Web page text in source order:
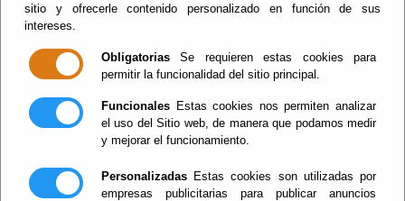
sitio y ofrecerle contenido personalizado en función de sus
intereses.
Obligatorias Se requieren estas cookies para
permitir la funcionalidad del sitio principal.
Funcionales Estas cookies nos permiten analizar
el uso del Sitio web, de manera que podamos medir
y mejorar el funcionamiento.
Personalizadas Estas cookies son utilizadas por
empresas publicitarias para publicar anuncios
Plenos-2018
Plenos-2020
Plenos-2022